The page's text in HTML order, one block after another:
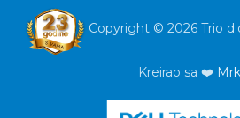
Copyright © 2026 Trio
Kreirao sa ❤️